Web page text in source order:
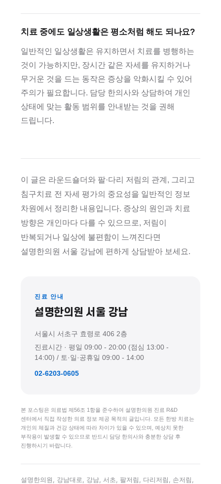
치료 중에도 일상생활은 평소처럼 해도 되나요?
일반적인 일상생활은 유지하면서 치료를 병행하는
것이 가능하지만, 장시간 같은 자세를 유지하거나
무거운 것을 드는 동작은 증상을 악화시킬 수 있어
주의가 필요합니다. 담당 한의사와 상담하여 개인
상태에 맞는 활동 범위를 안내받는 것을 권해
드립니다.
이 글은 라운드숄더와 팔·다리 저림의 관계, 그리고
침구치료 전 자세 평가의 중요성을 일반적인 정보
차원에서 정리한 내용입니다. 증상의 원인과 치료
방향은 개인마다 다를 수 있으므로, 저림이
반복되거나 일상에 불편함이 느껴진다면
설명한의원 서울 강남에 편하게 상담받아 보세요.
진료 안내
설명한의원 서울 강남
서울시 서초구 효령로 406 2층
진료시간 · 평일 09:00 - 20:00 (점심 13:00 -
14:00) / 토·일·공휴일 09:00 - 14:00
02-6203-0605
본 포스팅은 의료법 제56조 1항을 준수하여 설명한의원 진료 R&D
센터에서 직접 작성한 의료 정보 제공 목적의 글입니다. 모든 한방 치료는
개인의 체질과 건강 상태에 따라 차이가 있을 수 있으며, 예상치 못한
부작용이 발생할 수 있으므로 반드시 담당 한의사와 충분한 상담 후
진행하시기 바랍니다.
설명한의원, 강남대로, 강남, 서초, 팔저림, 다리저림, 손저림,